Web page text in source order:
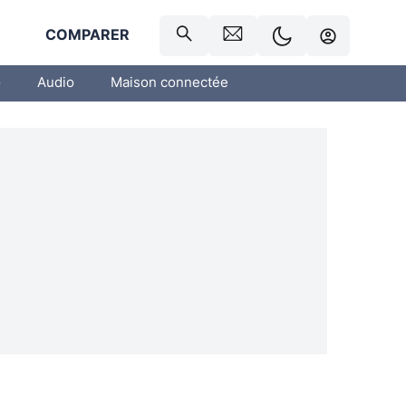
COMPARER
Audio Maison connectée